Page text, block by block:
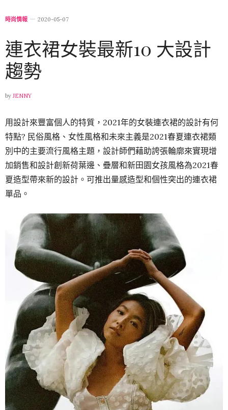
時尚情報 2020-05-07
連衣裙女裝最新10 大設計
趨勢
by JENNY
用設計來豐富個人的特質，2021年的女裝連衣裙的設計有何
特點? 民俗風格、女性風格和未來主義是2021春夏連衣裙類
別中的主要流行風格主題，設計師們藉助誇張輪廓來實現增
加銷售和設計創新荷葉邊、疊層和新田園女孩風格為2021春
夏造型帶來新的設計。可推出量感造型和個性突出的連衣裙
單品。